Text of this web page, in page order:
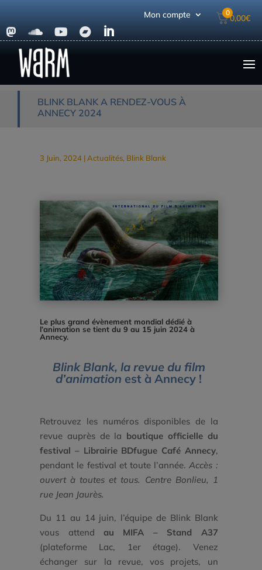
Mon compte 00,00€
    
Accueil| Actualités
vous à Annecy 2024
BLINK BLANK A RENDEZ-VOUS À
ANNECY 2024
3 Juin, 2024 | Actualités, Blink Blank
Le plus grand évènement mondial dédié à
l’animation se tient du 9 au 15 juin 2024 à
Annecy.
Blink Blank, la revue du film
d’animation est à Annecy !
Retrouvez les numéros disponibles de la
revue auprès de la boutique officielle du
festival – Librairie BDfugue Café Annecy,
pendant le festival et toute l’année.Accès :
ouvert à toutes et tous. Centre Bonlieu, 1
rue Jean Jaurès.
Du 11 au 14 juin, l’équipe de Blink Blank
vous attend au MIFA – Stand A37
(plateforme Lac, 1er étage). Venez
échanger sur la revue, vos projets, un